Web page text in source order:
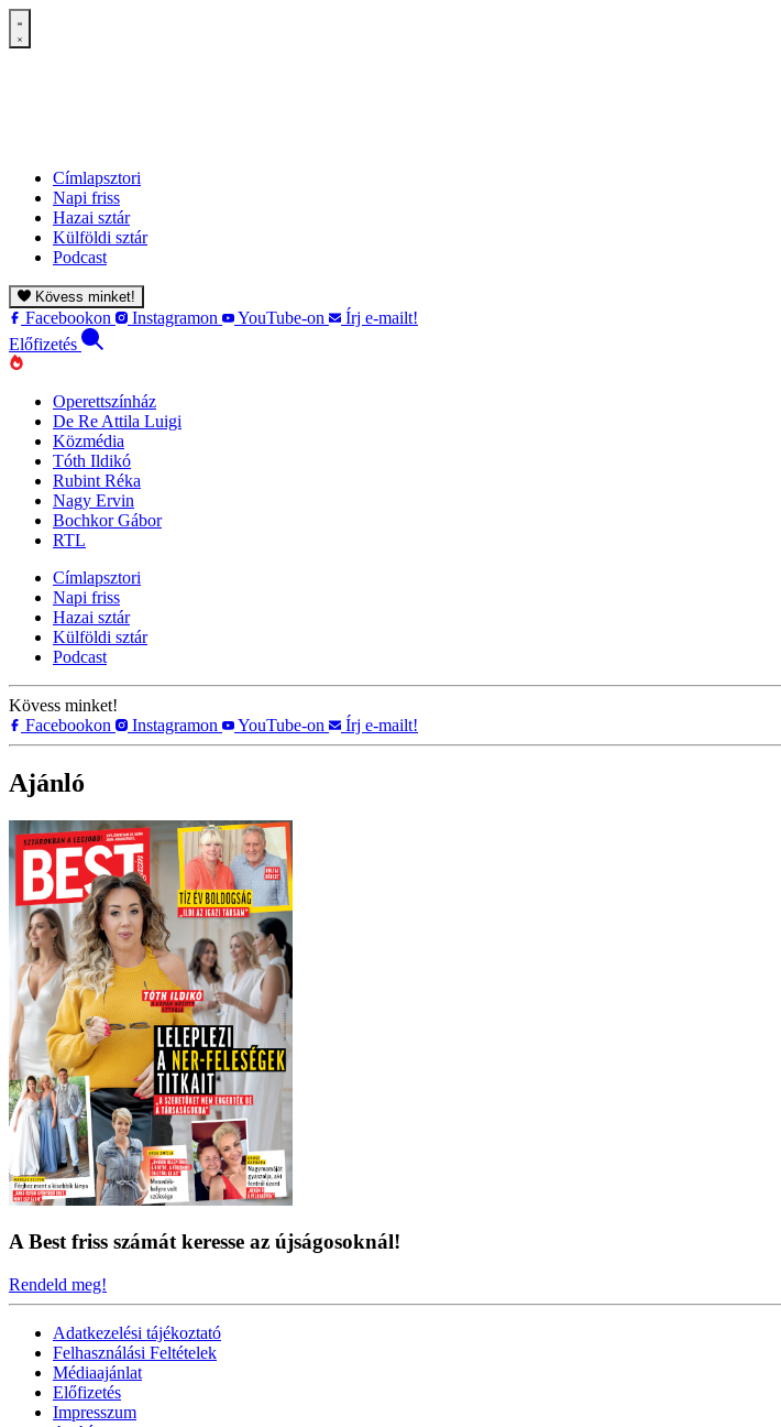
Címlapsztori
Napi friss
Hazai sztár
Külföldi sztár
Podcast
Kövess minket!
Facebookon Instagramon YouTube-on
Írj e-mailt!
Előfizetés
Operettszínház
De Re Attila Luigi
Közmédia
Tóth Ildikó
Rubint Réka
Nagy Ervin
Bochkor Gábor
RTL
Címlapsztori
Napi friss
Hazai sztár
Külföldi sztár
Podcast
Kövess minket!
Facebookon
Instagramon YouTube-on Írj e-mailt!
Ajánló
A Best friss számát keresse az újságosoknál!
Rendeld meg!
Adatkezelési tájékoztató
Felhasználási Feltételek
Médiaajánlat
Előfizetés
Impresszum